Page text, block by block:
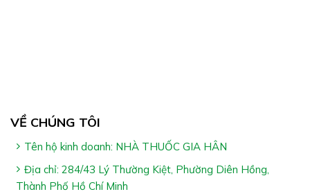
đau đầu & mất ngủ do thiểu năng tuần hoàn não
Hỗ trợ giảm nguy cơ hình thành cục máu đông
Hỗ trợ cải thiện các triệu chứng sau tai biến mạch
máu não do tắc mạch
VỀ CHÚNG TÔI
Tên hộ kinh doanh: NHÀ THUỐC GIA HÂN
Địa chỉ: 284/43 Lý Thường Kiệt, Phường Diên Hồng,
Thành Phố Hồ Chí Minh